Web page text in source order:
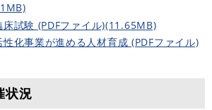
試験 (PDFファイル)(11.65MB)
化事業が進める人材育成 (PDFファイル)
状況